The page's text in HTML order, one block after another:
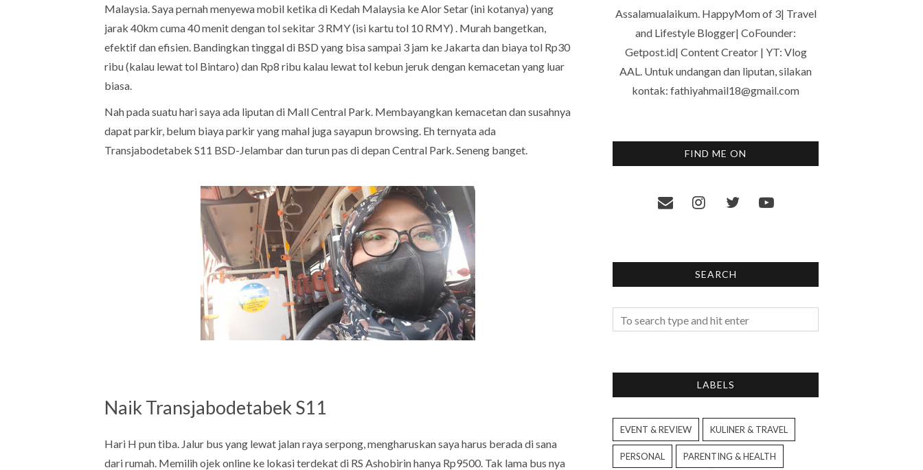
Malaysia. Saya pernah menyewa mobil ketika di Kedah Malaysia ke Alor Setar (ini kotanya) yang
jarak 40km cuma 40 menit dengan tol sekitar 3 RMY (isi kartu tol 10 RMY) . Murah bangetkan,
efektif dan efisien. Bandingkan tinggal di BSD yang bisa sampai 3 jam ke Jakarta dan biaya tol Rp30
ribu (kalau lewat tol Bintaro) dan Rp8 ribu kalau lewat tol kebun jeruk dengan kemacetan yang luar
biasa.
Nah pada suatu hari saya ada liputan di Mall Central Park. Membayangkan kemacetan dan susahnya
dapat parkir, belum biaya parkir yang mahal juga sayapun browsing. Eh ternyata ada
Transjabodetabek S11 BSD-Jelambar dan turun pas di depan Central Park. Seneng banget.
Naik Transjabodetabek S11
Hari H pun tiba. Jalur bus yang lewat jalan raya serpong, mengharuskan saya harus berada di sana
dari rumah. Memilih ojek online ke lokasi terdekat di RS Ashobirin hanya Rp9500. Tak lama bus nya
Assalamualaikum. HappyMom of 3| Travel
and Lifestyle Blogger| CoFounder:
Getpost.id| Content Creator | YT: Vlog
AAL. Untuk undangan dan liputan, silakan
kontak: fathiyahmail18@gmail.com
FIND ME ON
SEARCH
LABELS
EVENT & REVIEW KULINER & TRAVEL
PERSONAL PARENTING & HEALTH